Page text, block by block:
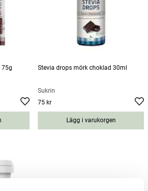
75g Stevia drops mörk choklad 30ml
Sukrin
Pris
75 kr
Lägg i varukorgen